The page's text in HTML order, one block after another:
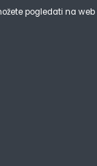
pogledati na